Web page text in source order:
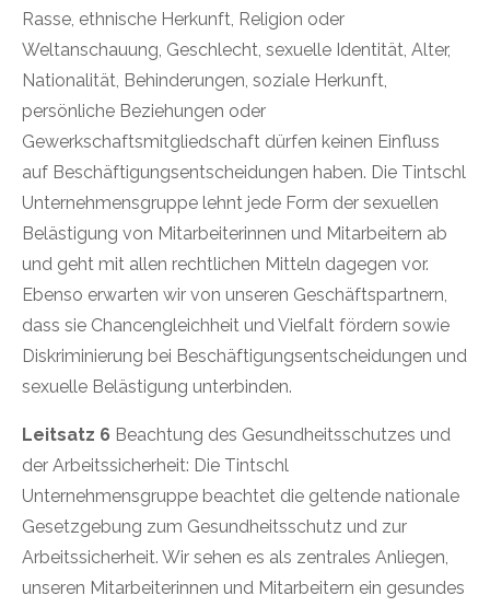
Rasse, ethnische Herkunft, Religion oder
Weltanschauung, Geschlecht, sexuelle Identität, Alter,
Nationalität, Behinderungen, soziale Herkunft,
persönliche Beziehungen oder
Gewerkschaftsmitgliedschaft dürfen keinen Einfluss
auf Beschäftigungsentscheidungen haben. Die Tintschl
Unternehmensgruppe lehnt jede Form der sexuellen
Belästigung von Mitarbeiterinnen und Mitarbeitern ab
und geht mit allen rechtlichen Mitteln dagegen vor.
Ebenso erwarten wir von unseren Geschäftspartnern,
dass sie Chancengleichheit und Vielfalt fördern sowie
Diskriminierung bei Beschäftigungsentscheidungen und
sexuelle Belästigung unterbinden.
Leitsatz 6 Beachtung des Gesundheitsschutzes und
der Arbeitssicherheit: Die Tintschl
Unternehmensgruppe beachtet die geltende nationale
Gesetzgebung zum Gesundheitsschutz und zur
Arbeitssicherheit. Wir sehen es als zentrales Anliegen,
unseren Mitarbeiterinnen und Mitarbeitern ein gesundes